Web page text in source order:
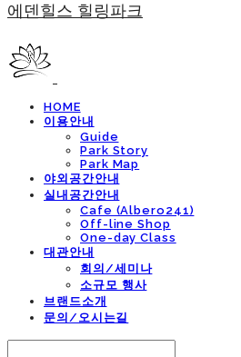
에덴힐스 힐링파크
HOME
이용안내
Guide
Park Story
Park Map
야외공간안내
실내공간안내
Cafe (Albero241)
Off-line Shop
One-day Class
대관안내
회의/세미나
소규모 행사
브랜드소개
문의/오시는길